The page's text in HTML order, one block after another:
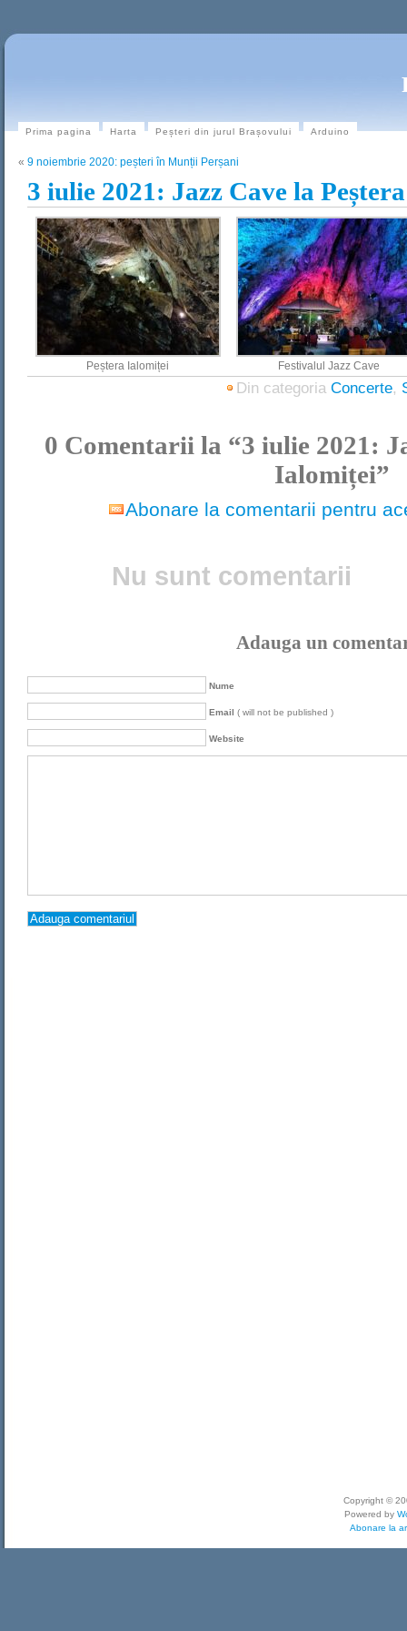
Prima pagina Harta Peșteri din jurul Brașovului Arduino
« 9 noiembrie 2020: peșteri în Munții Perșani
3 iulie 2021: Jazz Cave la
Peștera Ialomiței Festivalul Jazz Cave
Din categoria Concerte,
0 Comentarii la “3 iulie 2021:
Ialomiței”
Abonare la comentarii pentru
Nu sunt comentarii
Adauga un
Nume
Email ( will not be published )
Website
Copyright ©
Powered by
Abonare la